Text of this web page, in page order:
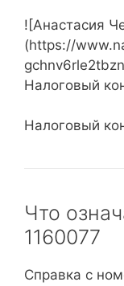
![Анастасия
(https://
Налоговый
Налоговый
Что
1160077
Справка с